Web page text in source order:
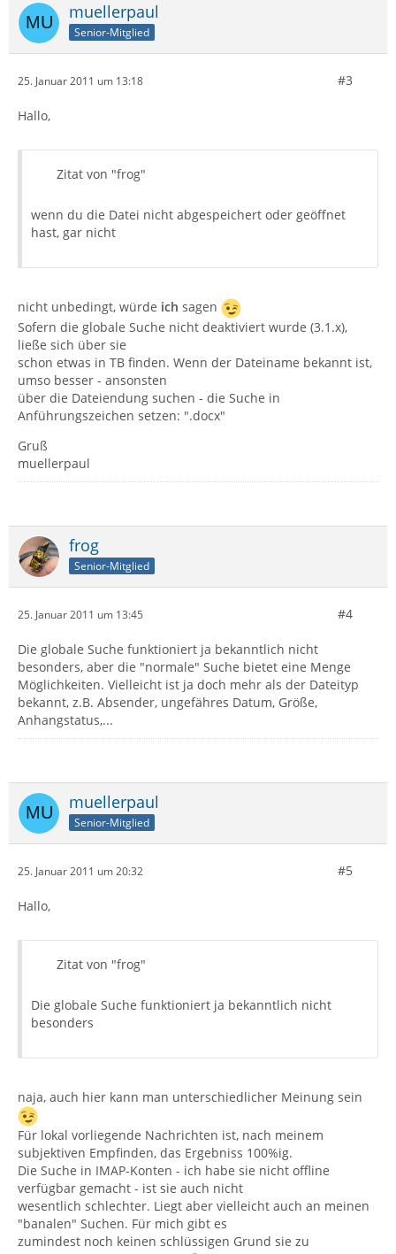
muellerpaul
Senior-Mitglied
25. Januar 2011 um 13:18 #3
Hallo,
Zitat von "frog"
wenn du die Datei nicht abgespeichert oder geöffnet
hast, gar nicht
nicht unbedingt, würde ich sagen
Sofern die globale Suche nicht deaktiviert wurde (3.1.x),
ließe sich über sie
schon etwas in TB finden. Wenn der Dateiname bekannt ist,
umso besser - ansonsten
über die Dateiendung suchen - die Suche in
Anführungszeichen setzen: ".docx"
Gruß
muellerpaul
frog
Senior-Mitglied
25. Januar 2011 um 13:45 #4
Die globale Suche funktioniert ja bekanntlich nicht
besonders, aber die "normale" Suche bietet eine Menge
Möglichkeiten. Vielleicht ist ja doch mehr als der Dateityp
bekannt, z.B. Absender, ungefähres Datum, Größe,
Anhangstatus,...
muellerpaul
Senior-Mitglied
25. Januar 2011 um 20:32 #5
Hallo,
Zitat von "frog"
Die globale Suche funktioniert ja bekanntlich nicht
besonders
naja, auch hier kann man unterschiedlicher Meinung sein
Für lokal vorliegende Nachrichten ist, nach meinem
subjektiven Empfinden, das Ergebniss 100%ig.
Die Suche in IMAP-Konten - ich habe sie nicht offline
verfügbar gemacht - ist sie auch nicht
wesentlich schlechter. Liegt aber vielleicht auch an meinen
"banalen" Suchen. Für mich gibt es
zumindest noch keinen schlüssigen Grund sie zu